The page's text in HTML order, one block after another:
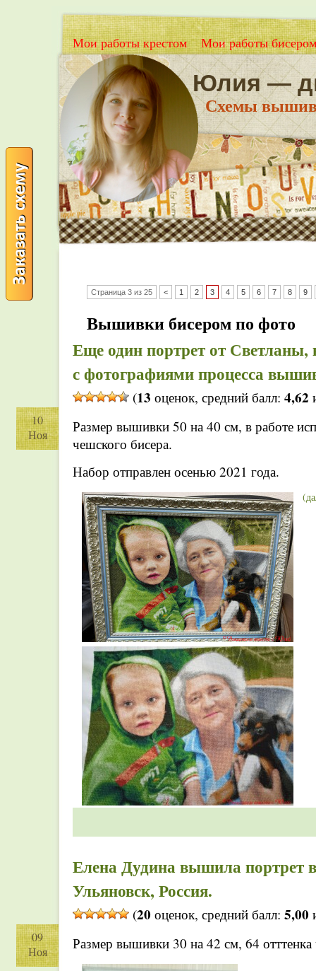
Мои работы крестом Мои работы бисером
Юлия —
Схемы
Страница 3 из 25 < 1 2 3 4 5 6 7 8 9
Вышивки бисером по фото
Еще один портрет от
с фотографиями процесса
(13 оценок, средний балл: 4,62
10
Ноя
Размер вышивки 50 на 40 см, в работе
чешского бисера.
Набор отправлен осенью 2021 года.
Елена Дудина вышила портрет
Ульяновск, Россия.
(20 оценок, средний балл: 5,00
09
Ноя
Размер вышивки 30 на 42 см, 64 отттенка